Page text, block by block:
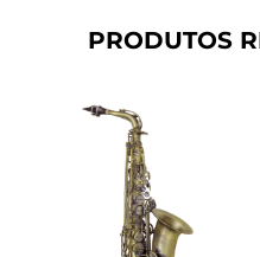
PRODUTOS